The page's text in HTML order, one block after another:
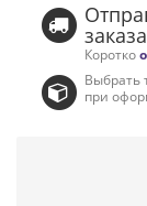
Коротко
Выбрать
при